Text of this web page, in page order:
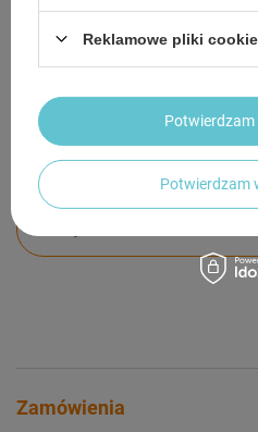
GWARANCJA
Potrzebujesz pomocy?
Zadaj pytanie a my odpowiemy
Zamówienia
Reklamowe pliki cookie
Potwierdzam